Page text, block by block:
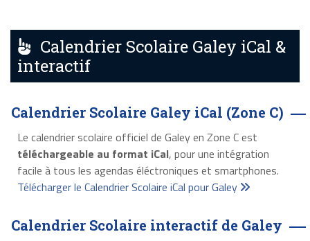
Calendrier Scolaire Galey iCal &
interactif
Calendrier Scolaire Galey iCal (Zone C)
Le calendrier scolaire officiel de Galey en Zone C est
téléchargeable au format iCal, pour une intégration
facile à tous les agendas éléctroniques et smartphones.
Télécharger le Calendrier Scolaire iCal pour Galey
Calendrier Scolaire interactif de Galey